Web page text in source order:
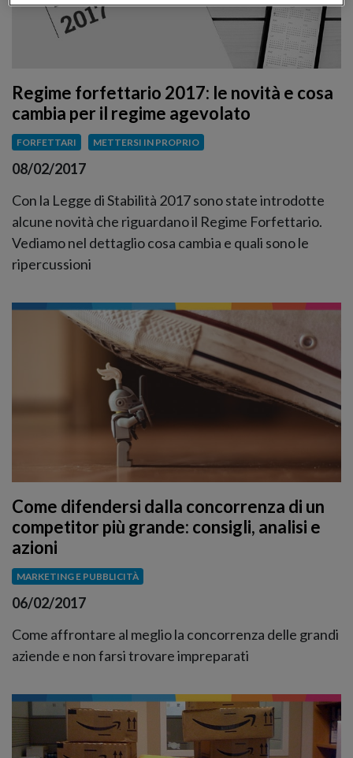
Regime forfettario 2017: le novità e cosa
cambia per il regime agevolato
FORFETTARI METTERSI IN PROPRIO
08/02/2017
Con la Legge di Stabilità 2017 sono state introdotte
alcune novità che riguardano il Regime Forfettario.
Vediamo nel dettaglio cosa cambia e quali sono le
ripercussioni
Come difendersi dalla concorrenza di un
competitor più grande: consigli, analisi e
azioni
MARKETING E PUBBLICITÀ
06/02/2017
Come affrontare al meglio la concorrenza delle grandi
aziende e non farsi trovare impreparati